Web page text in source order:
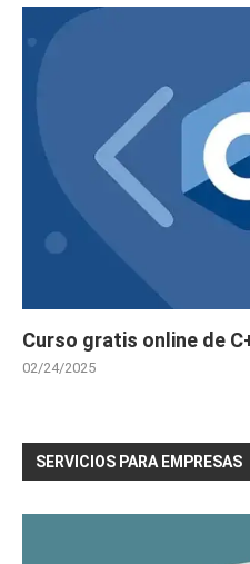
Curso Gratis
Curso Gratis
Curso Gratis
Curso Gratis Gestión
Curso Gratis de
Curso Gratis
Curso Gratis
Curso Gratis
Curso Gratis
Curso Gratis
Curso Gratis
Curso Gratis
# CURSOS GRATIS
Curso Gratis
Curso gratis online de
02/24/2025
SERVICIOS PARA EMPRESAS